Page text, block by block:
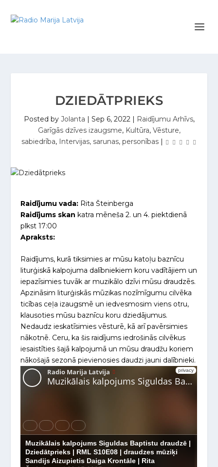
DZIEDĀTPRIEKS
Posted by Jolanta | Sep 6, 2022| Raidījumu Arhīvs,
Garīgās dzīves izaugsme, Kultūra, Vēsture,
sabiedrība, Intervijas, sarunas, personības|
Raidījumu vada: Rita Šteinberga
Raidījums skan katra mēneša 2. un 4. piektdienā
plkst 17:00
Apraksts:
Raidījums, kurā tiksimies ar mūsu katoļu baznīcu
liturģiskā kalpojuma dalībniekiem koru vadītājiem un
iepazīsimies tuvāk ar muzikālo dzīvi mūsu draudzēs.
Apzināsim liturģiskās mūzikas nozīmīgumu cilvēka
ticības ceļa izaugsmē un iedvesmosim viens otru,
klausoties mūsu baznīcu koru dziedājumus.
Nedaudz ieskatīsimies vēsturē, kā arī pavērsimies
nākotnē. Ceru, ka šis raidījums iedrošinās cilvēkus
iesaistīties šajā kalpojumā un mūsu draudžu koriem
nākošajā sezonā pievienosies daudzi jauni dalībnieki.